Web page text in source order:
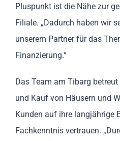
Pluspunkt ist die Nähe zur
Filiale. „Dadurch haben wir
unserem Partner für das
Finanzierung.“
Das Team am Tibarg
und Kauf von Häusern und
Kunden auf ihre langjährige
Fachkenntnis vertrauen.